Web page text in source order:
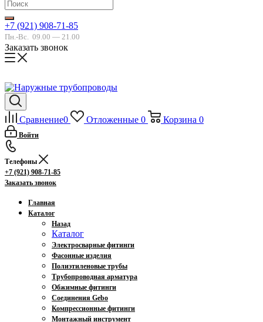
+7 (921) 908-71-85
Пн.-Вс. 09.00 — 21.00
Заказать звонок
Сравнение0 Отложенные 0 Корзина 0
Войти
Телефоны
+7 (921) 908-71-85
Заказать звонок
Главная
Каталог
Назад
Каталог
Электросварные фитинги
Фасонные изделия
Полиэтиленовые трубы
Трубопроводная арматура
Обжимные фитинги
Соединения Gebo
Компрессионные фитинги
Монтажный инструмент